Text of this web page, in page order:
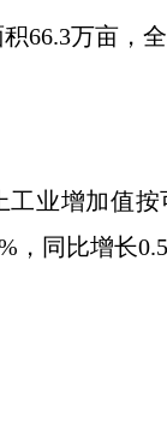
66.3万亩，
工业增加值
，同比增长